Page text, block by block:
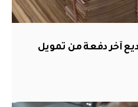
آخر دفعة من تمويل